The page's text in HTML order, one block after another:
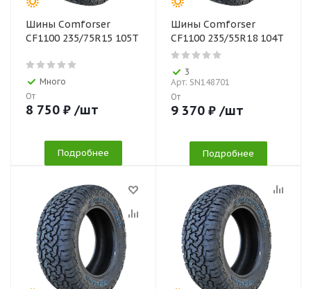
Шины Comforser
CF1100 235/75R15 105T
Много
От
8 750 ₽ /шт
Подробнее
Шины Comforser
CF1100 235/55R18 104T
3
Арт: SN148701
От
9 370 ₽ /шт
Подробнее